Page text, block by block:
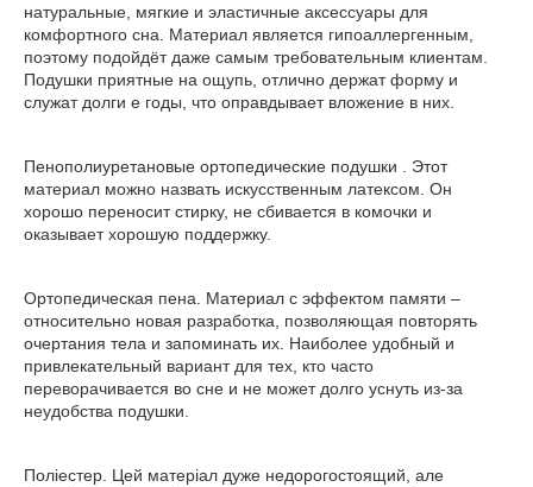
натуральные, мягкие и эластичные аксессуары для
комфортного сна. Материал является гипоаллергенным,
поэтому подойдёт даже самым требовательным клиентам.
Подушки приятные на ощупь, отлично держат форму и
служат долги е годы, что оправдывает вложение в них.
Пенополиуретановые ортопедические подушки . Этот
материал можно назвать искусственным латексом. Он
хорошо переносит стирку, не сбивается в комочки и
оказывает хорошую поддержку.
Ортопедическая пена. Материал с эффектом памяти –
относительно новая разработка, позволяющая повторять
очертания тела и запоминать их. Наиболее удобный и
привлекательный вариант для тех, кто часто
переворачивается во сне и не может долго уснуть из-за
неудобства подушки.
Поліестер. Цей матеріал дуже недорогостоящий, але